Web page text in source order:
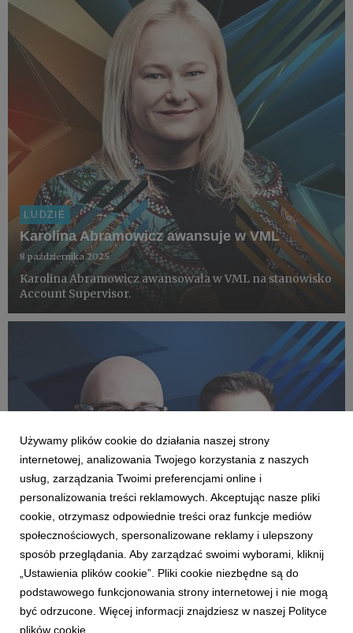
LUDZIE
Karolina Abramowicz awansuje w VML
8 października 2025
Karolina Abramowicz awansowała w VML na stanowisko
Account Supervisor.
LUDZIE
Zmiany w VML Poland: Jakub Mikuś nowym
Managing Directorem pionu CX, Piotr
Friedberg obejmuje rolę Chief Growth Officer
22 września 2025
VML Poland ogłasza zmiany w strukturze, mające na
celu dalsze wzmocnienie pozycji firmy w obszarze
Używamy plików cookie do działania naszej strony
internetowej, analizowania Twojego korzystania z naszych
usług, zarządzania Twoimi preferencjami online i
personalizowania treści reklamowych. Akceptując nasze pliki
cookie, otrzymasz odpowiednie treści oraz funkcje mediów
społecznościowych, spersonalizowane reklamy i ulepszony
sposób przeglądania. Aby zarządzać swoimi wyborami, kliknij
„Ustawienia plików cookie”. Pliki cookie niezbędne są do
podstawowego funkcjonowania strony internetowej i nie mogą
być odrzucone. Więcej informacji znajdziesz w naszej Polityce
plików cookie.